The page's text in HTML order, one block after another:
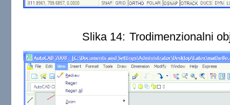
Slika 14: Trodimenzionalni